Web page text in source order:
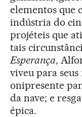
elementos que
indústria do
projéteis que
tais
Esperança,
viveu para
onipresente
da nave; e
épica.